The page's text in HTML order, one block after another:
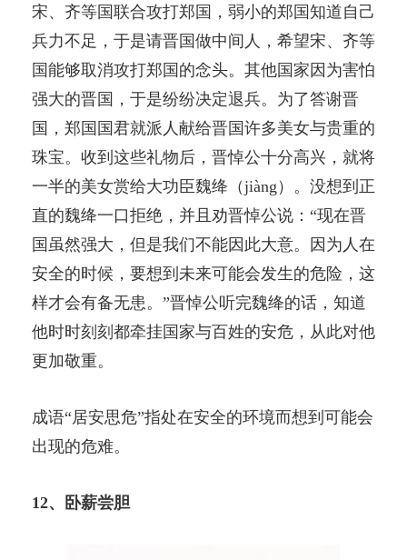
宋、齐等国联合攻打郑国，弱小的郑国知道自己
兵力不足，于是请晋国做中间人，希望宋、齐等
国能够取消攻打郑国的念头。其他国家因为害怕
强大的晋国，于是纷纷决定退兵。为了答谢晋
国，郑国国君就派人献给晋国许多美女与贵重的
珠宝。收到这些礼物后，晋悼公十分高兴，就将
一半的美女赏给大功臣魏绛（jiàng）。没想到正
直的魏绛一口拒绝，并且劝晋悼公说：“现在晋
国虽然强大，但是我们不能因此大意。因为人在
安全的时候，要想到未来可能会发生的危险，这
样才会有备无患。”晋悼公听完魏绛的话，知道
他时时刻刻都牵挂国家与百姓的安危，从此对他
更加敬重。
成语“居安思危”指处在安全的环境而想到可能会
出现的危难。
12、卧薪尝胆